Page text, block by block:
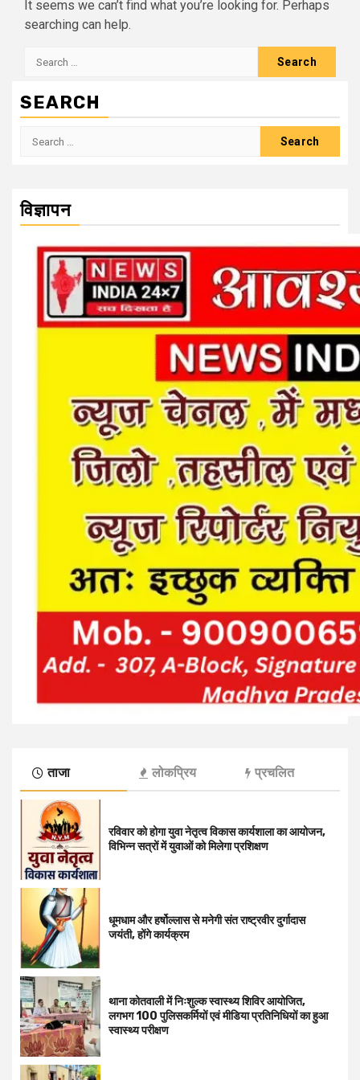
It seems we can’t find what you’re looking for. Perhaps
searching can help.
Search
SEARCH
Search
विज्ञापन
ताजा लोकप्रिय प्रचलित
रविवार को होगा युवा नेतृत्व विकास कार्यशाला का आयोजन,
विभिन्न सत्रों में युवाओं को मिलेगा प्रशिक्षण
धूमधाम और हर्षोल्लास से मनेगी संत राष्ट्रवीर दुर्गादास
जयंती, होंगे कार्यक्रम
थाना कोतवाली में निःशुल्क स्वास्थ्य शिविर आयोजित,
लगभग 100 पुलिसकर्मियों एवं मीडिया प्रतिनिधियों का हुआ
स्वास्थ्य परीक्षण